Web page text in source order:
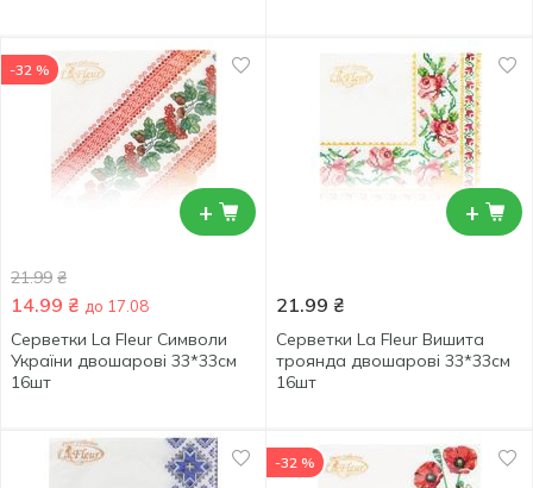
+
-32 %
21.99 ₴
14.99 ₴ до 17.08
Серветки La Fleur Символи
України двошарові 33*33см
16шт
+
21.99 ₴
Серветки La Fleur Вишита
троянда двошарові 33*33см
16шт
-32 %